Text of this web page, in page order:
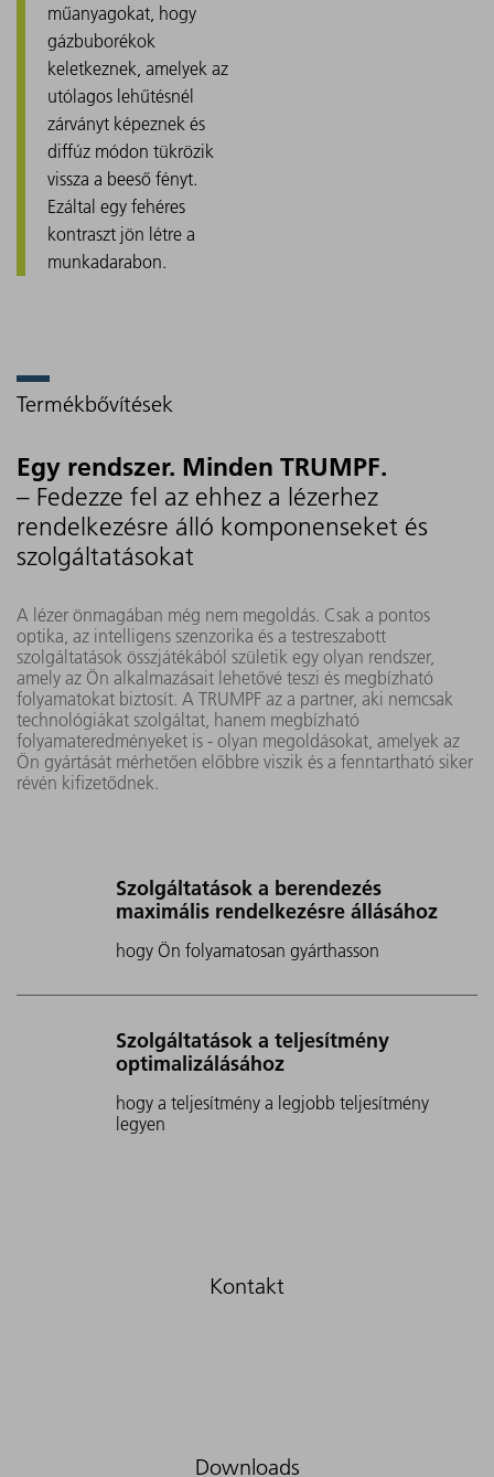
műanyagokat, hogy
gázbuborékok
keletkeznek, amelyek az
utólagos lehűtésnél
zárványt képeznek és
diffúz módon tükrözik
vissza a beeső fényt.
Ezáltal egy fehéres
kontraszt jön létre a
munkadarabon.
Termékbővítések
Egy rendszer. Minden TRUMPF.
– Fedezze fel az ehhez a lézerhez
rendelkezésre álló komponenseket és
szolgáltatásokat
A lézer önmagában még nem megoldás. Csak a pontos
optika, az intelligens szenzorika és a testreszabott
szolgáltatások összjátékából születik egy olyan rendszer,
amely az Ön alkalmazásait lehetővé teszi és megbízható
folyamatokat biztosít. A TRUMPF az a partner, aki nemcsak
technológiákat szolgáltat, hanem megbízható
folyamateredményeket is - olyan megoldásokat, amelyek az
Ön gyártását mérhetően előbbre viszik és a fenntartható siker
révén kifizetődnek.
Szolgáltatások a berendezés
maximális rendelkezésre állásához
hogy Ön folyamatosan gyárthasson
Szolgáltatások a teljesítmény
optimalizálásához
hogy a teljesítmény a legjobb teljesítmény
legyen
Downloads